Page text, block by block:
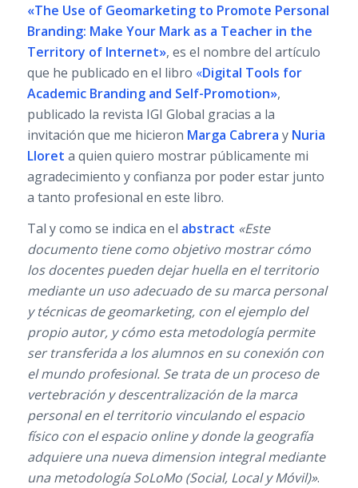
«The Use of Geomarketing to Promote Personal
Branding: Make Your Mark as a Teacher in the
Territory of Internet», es el nombre del artículo
que he publicado en el libro «Digital Tools for
Academic Branding and Self-Promotion»,
publicado la revista IGI Global gracias a la
invitación que me hicieron Marga Cabrera y Nuria
Lloret a quien quiero mostrar públicamente mi
agradecimiento y confianza por poder estar junto
a tanto profesional en este libro.
Tal y como se indica en el abstract «Este
documento tiene como objetivo mostrar cómo
los docentes pueden dejar huella en el territorio
mediante un uso adecuado de su marca personal
y técnicas de geomarketing, con el ejemplo del
propio autor, y cómo esta metodología permite
ser transferida a los alumnos en su conexión con
el mundo profesional. Se trata de un proceso de
vertebración y descentralización de la marca
personal en el territorio vinculando el espacio
físico con el espacio online y donde la geografía
adquiere una nueva dimension integral mediante
una metodología SoLoMo (Social, Local y Móvil)».